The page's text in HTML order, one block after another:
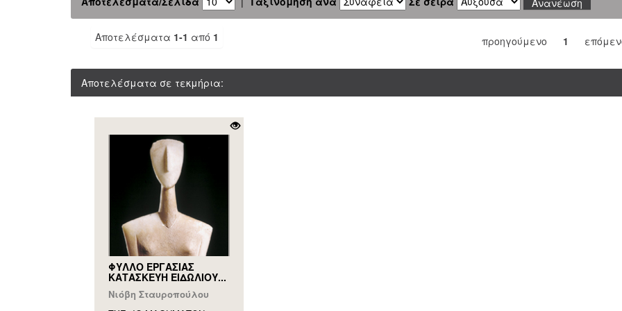
Αποτελέσματα 1-1 από 1 προηγούμενο 1
Αποτελέσματα σε τεκμήρια:
ΦΥΛΛΟ ΕΡΓΑΣΙΑΣ
ΚΑΤΑΣΚΕΥΗ ΕΙΔΩΛΙΟΥ...
Νιόβη Σταυροπούλου